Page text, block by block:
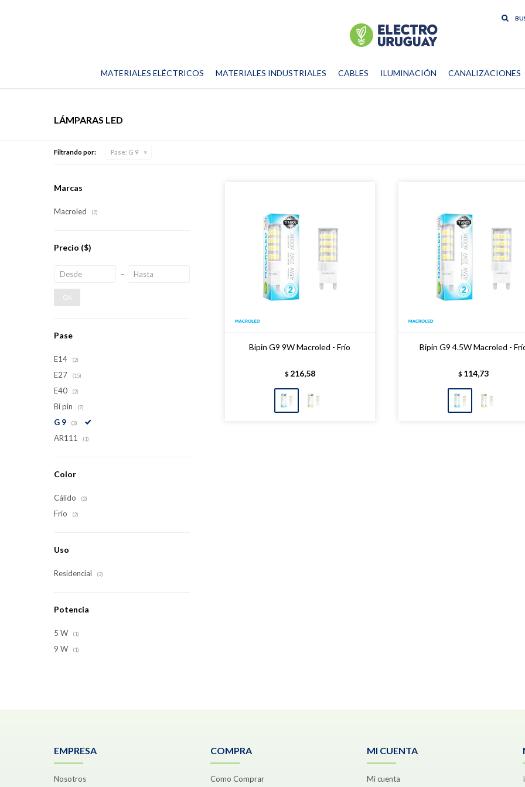
MATERIALES ELÉCTRICOS MATERIALES INDUSTRIALES CABLES ILUMINACIÓN CANALIZACIONES
LÁMPARAS LED
Filtrando por: Pase: G 9
Bipin G9 9W Macroled - Frío
$ 216,58
Bipin G9 4.5W Macroled -
$ 114,73
Marcas
Macroled (2)
Precio ($)
OK
Pase
E14 (2)
E27 (15)
E40 (2)
Bi pin (7)
G 9 (2)
AR111 (1)
Color
Cálido (2)
Frío (2)
Uso
Residencial (2)
Potencia
5 W (1)
9 W (1)
EMPRESA
Nosotros
COMPRA
Como Comprar
MI CUENTA
Mi cuenta